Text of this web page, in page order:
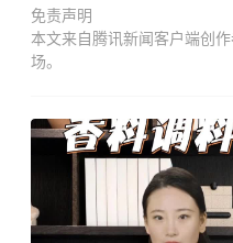
免责声明
本文来自腾讯新闻客户端创
场。